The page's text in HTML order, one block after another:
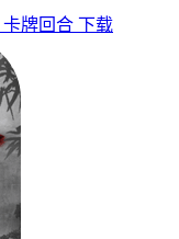
卡牌回合 下载